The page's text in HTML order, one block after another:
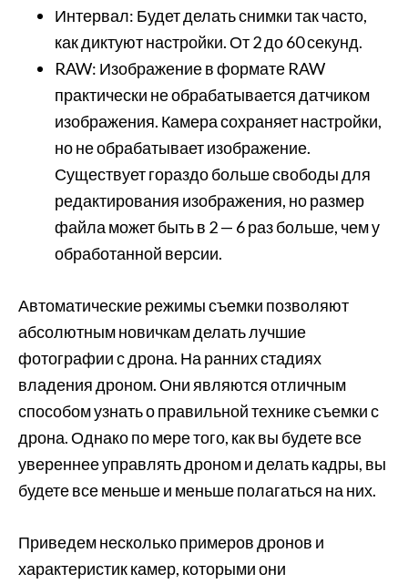
Интервал: Будет делать снимки так часто,
как диктуют настройки. От 2 до 60 секунд.
RAW: Изображение в формате RAW
практически не обрабатывается датчиком
изображения. Камера сохраняет настройки,
но не обрабатывает изображение.
Существует гораздо больше свободы для
редактирования изображения, но размер
файла может быть в 2 — 6 раз больше, чем у
обработанной версии.
Автоматические режимы съемки позволяют
абсолютным новичкам делать лучшие
фотографии с дрона. На ранних стадиях
владения дроном. Они являются отличным
способом узнать о правильной технике съемки с
дрона. Однако по мере того, как вы будете все
увереннее управлять дроном и делать кадры, вы
будете все меньше и меньше полагаться на них.
Приведем несколько примеров дронов и
характеристик камер, которыми они